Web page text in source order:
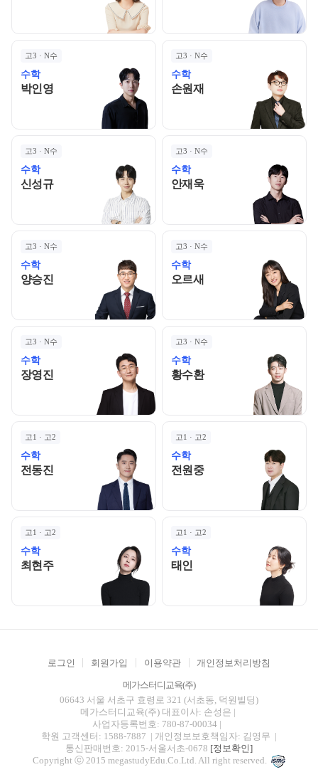
고3 · N수
수학
박인영 박인영 선생님 홈 바로가기
고3 · N수
수학
손원재 손원재 선생님 홈 바로
고3 · N수
수학
신성규신성규 선생님 홈 바로가기
고3 · N수
수학
안재욱안재욱 선생님 홈 바로
고3 · N수
수학
양승진 양승진 선생님 홈 바로가기
고3 · N수
수학
오르새 오르새 선생님 홈 바로
고3 · N수
수학
장영진 장영진 선생님 홈 바로가기
고3 · N수
수학
황수환황수환 선생님 홈 바로
고1 · 고2
수학
전동진 전동진 선생님 홈 바로가기
고1 · 고2
수학
전원중전원중 선생님 홈 바로
고1 · 고2
수학
최현주최현주 선생님 홈 바로가기
고1 · 고2
수학
태인 태인 선생님 홈 바로가기
로그인 회원가입 이용약관 개인정보처리방침
메가스터디교육(주)
06643 서울 서초구 효령로 321 (서초동, 덕원빌딩)
메가스터디교육(주) 대표이사: 손성은 |
사업자등록번호: 780-87-00034 |
학원 고객센터: 1588-7887 | 개인정보보호책임자: 김영무 |
통신판매번호: 2015-서울서초-0678 [정보확인]
Copyright ⓒ 2015 megastudyEdu.Co.Ltd. All right reserved.